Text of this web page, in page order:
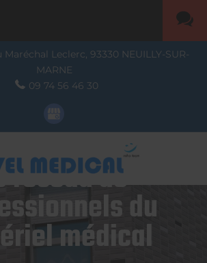
Maréchal Leclerc, 93330 NEUILLY-SUR-
MARNE
09 74 56 46 30
réseau de
du
médical